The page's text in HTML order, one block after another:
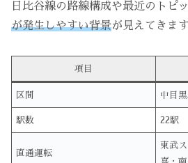
日比谷線の路線構成や最近のトピ
が発生しやすい背景が見えてきます
項目
区間 中目
駅数 22駅
直通運転
東武